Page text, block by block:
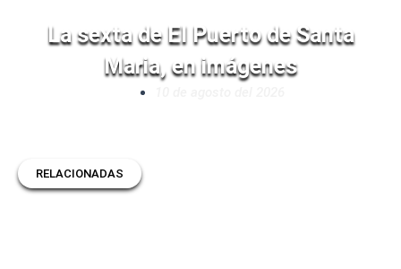
La sexta de El Puerto de Santa
Maria, en imágenes
RELACIONADAS